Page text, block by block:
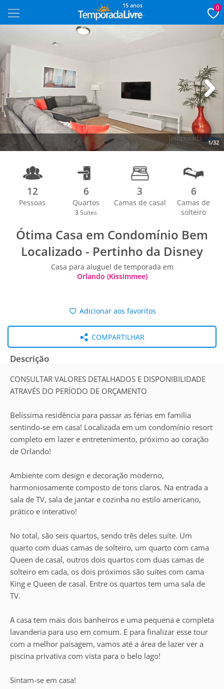
15 anos 0
1/32
Next
12
Pessoas
6
Quartos
3 Suítes
3
Camas de casal
6
Camas de
solteiro
Ótima Casa em Condomínio Bem
Localizado - Pertinho da Disney
Casa para aluguel de temporada em
Orlando (Kissimmee)
Adicionar aos favoritos
COMPARTILHAR
Descrição
CONSULTAR VALORES DETALHADOS E DISPONIBILIDADE
ATRAVÉS DO PERÍODO DE ORÇAMENTO
Belíssima residência para passar as férias em família
sentindo-se em casa! Localizada em um condomínio resort
completo em lazer e entretenimento, próximo ao coração
de Orlando!
Ambiente com design e decoração moderno,
harmoniosamente composto de tons claros. Na entrada a
sala de TV, sala de jantar e cozinha no estilo americano,
prático e interativo!
No total, são seis quartos, sendo três deles suíte. Um
quarto com duas camas de solteiro, um quarto com cama
Queen de casal, outros dois quartos com duas camas de
solteiro em cada, os dois próximos são suítes com cama
King e Queen de casal. Entre os quartos tem uma sala de
TV.
A casa tem mais dois banheiros e uma pequena e completa
lavanderia para uso em comum. E para finalizar esse tour
com a melhor paisagem, vamos até a área de lazer ver a
piscina privativa com vista para o belo lago!
Sintam-se em casa!